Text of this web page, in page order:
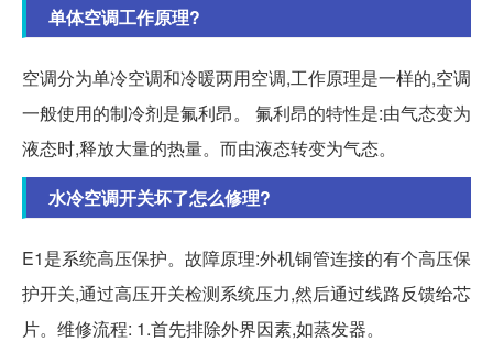
单体空调工作原理?
空调分为单冷空调和冷暖两用空调,工作原理是一样的,空调
一般使用的制冷剂是氟利昂。 氟利昂的特性是:由气态变为
液态时,释放大量的热量。而由液态转变为气态。
水冷空调开关坏了怎么修理?
E1是系统高压保护。故障原理:外机铜管连接的有个高压保
护开关,通过高压开关检测系统压力,然后通过线路反馈给芯
片。维修流程: 1.首先排除外界因素,如蒸发器。